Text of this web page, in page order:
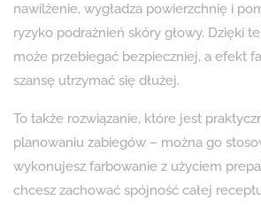
nawilżenie, wygładza powierzchnię i
ryzyko podrażnień skóry głowy. Dzięki
może przebiegać bezpieczniej, a efekt
szansę utrzymać się dłużej.
To także rozwiązanie, które jest
planowaniu zabiegów – można go
wykonujesz farbowanie z użyciem
chcesz zachować spójność całej